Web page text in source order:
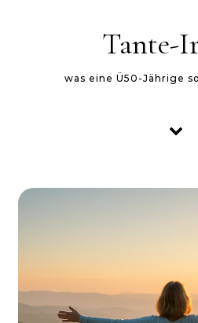
Tante-
was eine Ü50-Jährige